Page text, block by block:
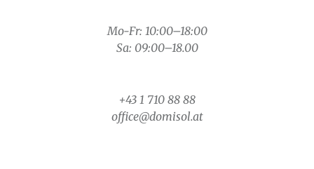
Mo-Fr: 10:00–18:00
Sa: 09:00–18.00
+43 1 710 88 88
office@domisol.at